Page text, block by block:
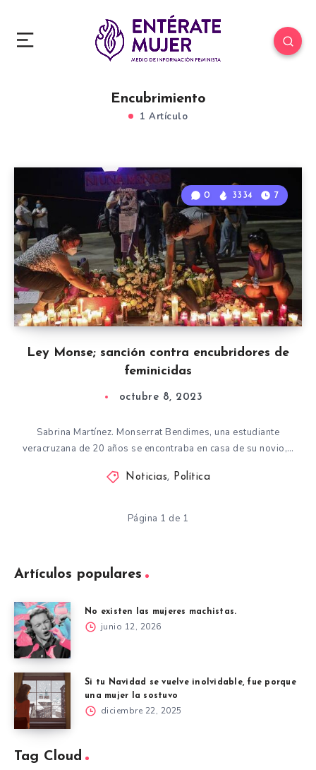
Encubrimiento
1 Artículo
Ley Monse; sanción contra encubridores de
feminicidas
0 3334 7
octubre 8, 2023
Sabrina Martínez. Monserrat Bendimes, una estudiante
veracruzana de 20 años se encontraba en casa de su novio,…
Noticias, Política
Página 1 de 1
Artículos populares
No existen las mujeres machistas.
junio 12, 2026
Si tu Navidad se vuelve inolvidable, fue porque
una mujer la sostuvo
diciembre 22, 2025
Tag Cloud